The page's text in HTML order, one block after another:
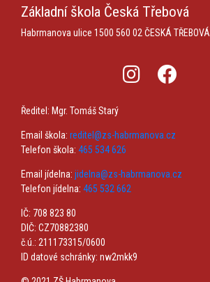
Základní škola Česká Třebová
Habrmanova ulice 1500 560 02 ČESKÁ TŘEBOVÁ
Ředitel: Mgr. Tomáš Starý
Email škola: reditel@zs-habrmanova.cz
Telefon škola: 465 534 626
Email jídelna: jidelna@zs-habrmanova.cz
Telefon jídelna: 465 532 662
IČ: 708 823 80
DIČ: CZ70882380
č.ú.: 211173315/0600
ID datové schránky: nw2mkk9